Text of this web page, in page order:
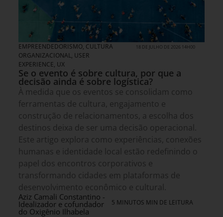
EMPREENDEDORISMO, CULTURA
ORGANIZACIONAL, USER
EXPERIENCE, UX
18 DE JULHO DE 2026 14H00
Se o evento é sobre cultura, por que a
decisão ainda é sobre logística?
À medida que os eventos se consolidam como
ferramentas de cultura, engajamento e
construção de relacionamentos, a escolha dos
destinos deixa de ser uma decisão operacional.
Este artigo explora como experiências, conexões
humanas e identidade local estão redefinindo o
papel dos encontros corporativos e
transformando cidades em plataformas de
desenvolvimento econômico e cultural.
Aziz Camali Constantino -
Idealizador e cofundador
do Oxigênio Ilhabela
5 MINUTOS MIN DE LEITURA